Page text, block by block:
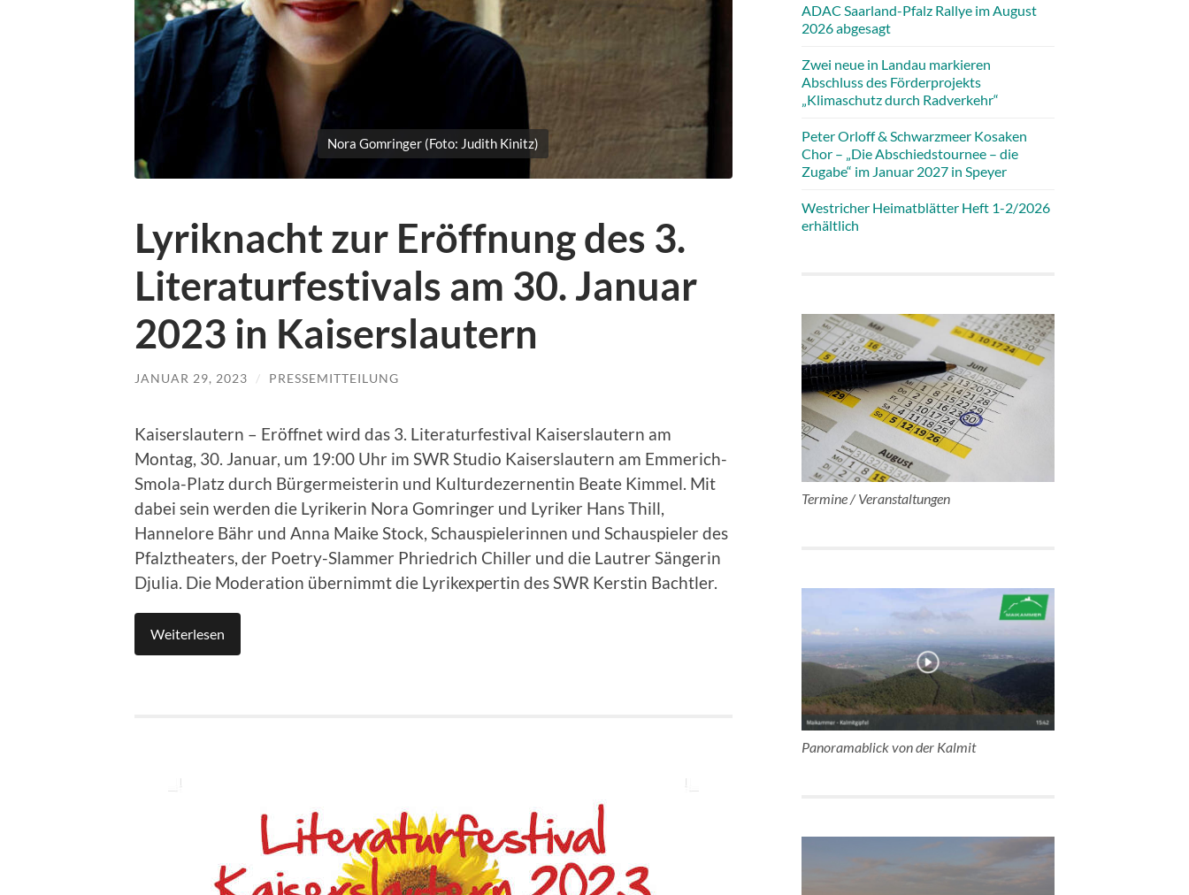
Nora Gomringer (Foto: Judith Kinitz)
Lyriknacht zur Eröffnung des 3.
Literaturfestivals am 30. Januar
2023 in Kaiserslautern
JANUAR 29, 2023 / PRESSEMITTEILUNG
Kaiserslautern – Eröffnet wird das 3. Literaturfestival Kaiserslautern am
Montag, 30. Januar, um 19:00 Uhr im SWR Studio Kaiserslautern am Emmerich-
Smola-Platz durch Bürgermeisterin und Kulturdezernentin Beate Kimmel. Mit
dabei sein werden die Lyrikerin Nora Gomringer und Lyriker Hans Thill,
Hannelore Bähr und Anna Maike Stock, Schauspielerinnen und Schauspieler des
Pfalztheaters, der Poetry-Slammer Phriedrich Chiller und die Lautrer Sängerin
Djulia. Die Moderation übernimmt die Lyrikexpertin des SWR Kerstin Bachtler.
Weiterlesen
ADAC Saarland-Pfalz Rallye im August
2026 abgesagt
Zwei neue in Landau markieren
Abschluss des Förderprojekts
„Klimaschutz durch Radverkehr“
Peter Orloff & Schwarzmeer Kosaken
Chor – „Die Abschiedstournee – die
Zugabe“ im Januar 2027 in Speyer
Westricher Heimatblätter Heft 1-2/2026
erhältlich
Termine / Veranstaltungen
Panoramablick von der Kalmit